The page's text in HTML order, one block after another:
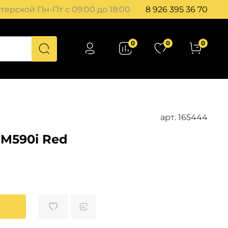
Пн-Пт с 09:00 до 18:00 8 926 395 36 70
0 0 0
арт. 165444
Red